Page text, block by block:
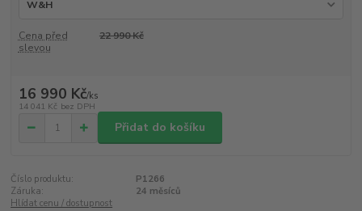
Cena před
slevou
22 990 Kč
16 990 Kč/ks
14 041 Kč bez DPH
Přidat do košíku
Číslo produktu:
P1266
Záruka:
24 měsíců
Hlídat cenu / dostupnost